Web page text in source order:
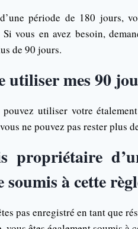
période de 180 jours,
Si vous en avez besoin,
de 90 jours.
utiliser mes 90
pouvez utiliser votre
ne pouvez pas rester plus
propriétaire
soumis à cette
pas enregistré en tant que